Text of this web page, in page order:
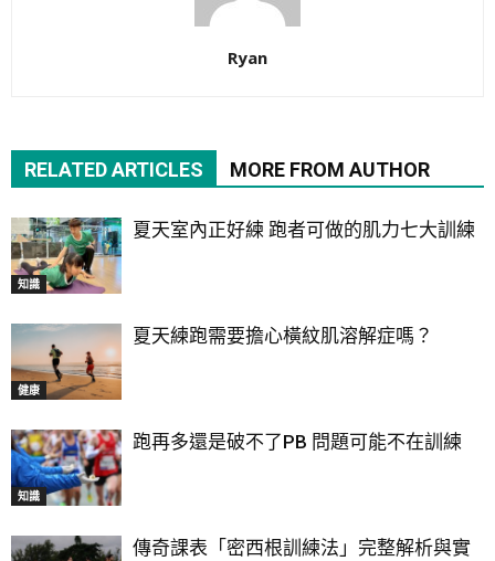
Ryan
RELATED ARTICLES MORE FROM AUTHOR
知識
夏天室內正好練 跑者可做的肌力七大訓練
健康
夏天練跑需要擔心橫紋肌溶解症嗎？
知識
跑再多還是破不了PB 問題可能不在訓練
傳奇課表「密西根訓練法」完整解析與實